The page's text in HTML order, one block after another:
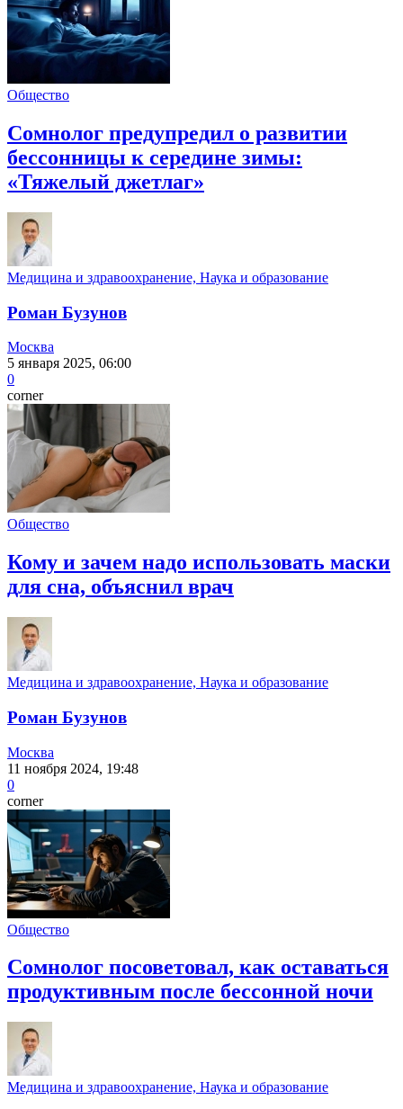
Общество
Сомнолог предупредил о развитии
бессонницы к середине зимы:
«Тяжелый джетлаг»
Медицина и здравоохранение, Наука и образование
Роман Бузунов
Москва
5 января 2025, 06:00
0
corner
Общество
Кому и зачем надо использовать маски
для сна, объяснил врач
Медицина и здравоохранение, Наука и образование
Роман Бузунов
Москва
11 ноября 2024, 19:48
0
corner
Общество
Сомнолог посоветовал, как оставаться
продуктивным после бессонной ночи
Медицина и здравоохранение, Наука и образование